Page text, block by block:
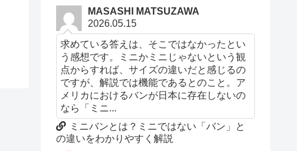
MASASHI MATSUZAWA
2026.05.15
求めている答えは、そこではなかったとい
う感想です。ミニかミニじゃないという観
点からすれば、サイズの違いだと感じるの
ですが、解説では機能であるとのこと。ア
メリカにおけるバンが日本に存在しないの
なら「ミニ...
ミニバンとは？ミニではない「バン」と
の違いをわかりやすく解説